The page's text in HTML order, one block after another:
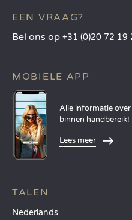
EEN VRAAG?
Bel ons op +31 (0)20 72 19
MOBIELE APP
Alle informatie
binnen handbereik!
Lees meer
TALEN
Nederlands